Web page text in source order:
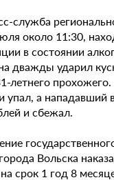
служба
около 11:30,
в состоянии
дважды ударил
летнего
упал, а нападавший
и сбежал.
Вольска
срок 1 год 8